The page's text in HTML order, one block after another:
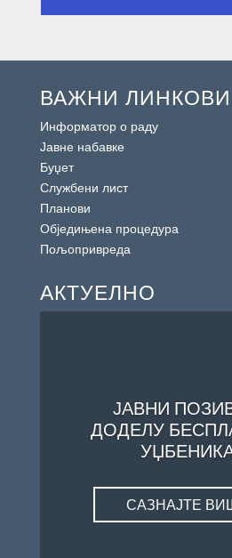
ВАЖНИ ЛИНКОВИ
Информатор о раду
Јавне набавке
Буџет
Службени лист
Планови
Обједињена процедура
Пољопривреда
АКТУЕЛНО
ЈАВНИ
ДОДЕЛУ
САЗНАЈТЕ